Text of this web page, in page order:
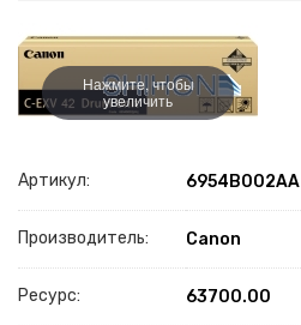
Нажмите, чтобы
увеличить
Артикул: 6954B002AA
Производитель: Canon
Ресурс: 63700.00